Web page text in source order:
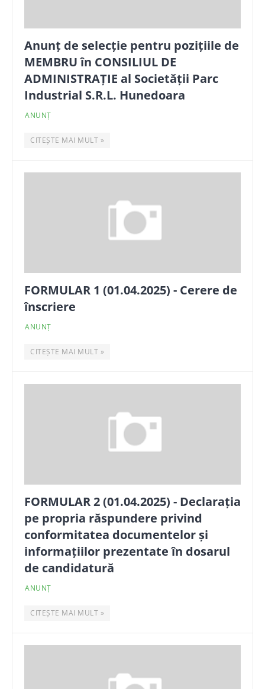
Anunț de selecție pentru pozițiile de
MEMBRU în CONSILIUL DE
ADMINISTRAȚIE al Societății Parc
Industrial S.R.L. Hunedoara
ANUNȚ
CITEȘTE MAI MULT »
FORMULAR 1 (01.04.2025) - Cerere de
înscriere
ANUNȚ
CITEȘTE MAI MULT »
FORMULAR 2 (01.04.2025) - Declarația
pe propria răspundere privind
conformitatea documentelor și
informațiilor prezentate în dosarul
de candidatură
ANUNȚ
CITEȘTE MAI MULT »